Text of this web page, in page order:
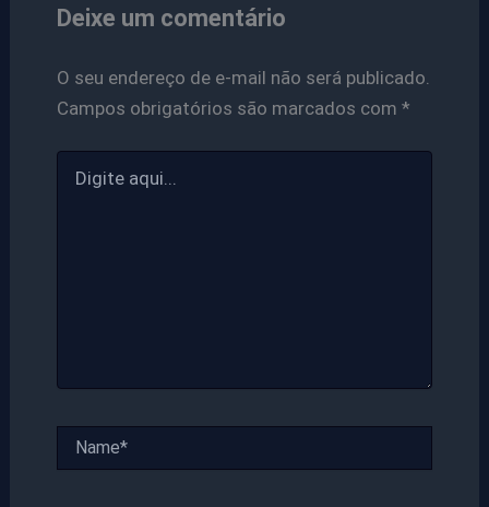
Deixe um comentário
O seu endereço de e-mail não será publicado.
Campos obrigatórios são marcados com *
aqui...